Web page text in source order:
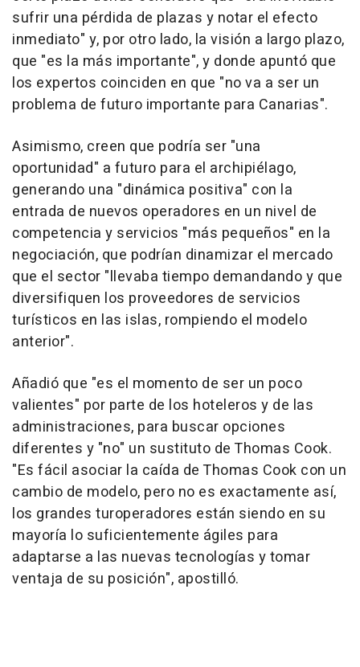
sufrir una pérdida de plazas y notar el efecto
inmediato" y, por otro lado, la visión a largo plazo,
que "es la más importante", y donde apuntó que
los expertos coinciden en que "no va a ser un
problema de futuro importante para Canarias".
Asimismo, creen que podría ser "una
oportunidad" a futuro para el archipiélago,
generando una "dinámica positiva" con la
entrada de nuevos operadores en un nivel de
competencia y servicios "más pequeños" en la
negociación, que podrían dinamizar el mercado
que el sector "llevaba tiempo demandando y que
diversifiquen los proveedores de servicios
turísticos en las islas, rompiendo el modelo
anterior".
Añadió que "es el momento de ser un poco
valientes" por parte de los hoteleros y de las
administraciones, para buscar opciones
diferentes y "no" un sustituto de Thomas Cook.
"Es fácil asociar la caída de Thomas Cook con un
cambio de modelo, pero no es exactamente así,
los grandes turoperadores están siendo en su
mayoría lo suficientemente ágiles para
adaptarse a las nuevas tecnologías y tomar
ventaja de su posición", apostilló.